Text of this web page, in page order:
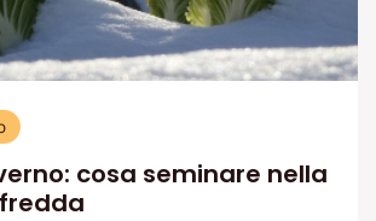
cosa seminare nella